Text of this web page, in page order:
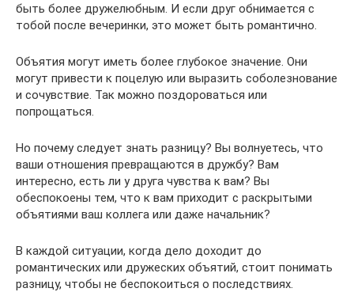
быть более дружелюбным. И если друг обнимается с
тобой после вечеринки, это может быть романтично.
Объятия могут иметь более глубокое значение. Они
могут привести к поцелую или выразить соболезнование
и сочувствие. Так можно поздороваться или
попрощаться.
Но почему следует знать разницу? Вы волнуетесь, что
ваши отношения превращаются в дружбу? Вам
интересно, есть ли у друга чувства к вам? Вы
обеспокоены тем, что к вам приходит с раскрытыми
объятиями ваш коллега или даже начальник?
В каждой ситуации, когда дело доходит до
романтических или дружеских объятий, стоит понимать
разницу, чтобы не беспокоиться о последствиях.